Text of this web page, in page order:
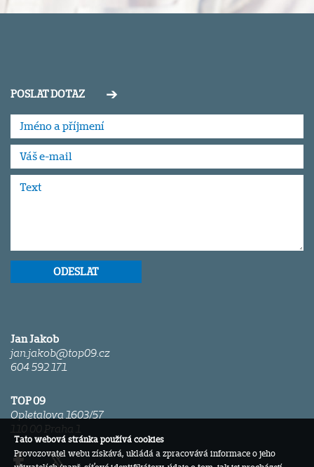
POSLAT DOTAZ
Jan Jakob
jan.jakob@top09.cz
604 592 171
TOP 09
Opletalova 1603/57
110 00 Praha 1
Tato webová stránka používá cookies
Provozovatel webu získává, ukládá a zpracovává informace o jeho